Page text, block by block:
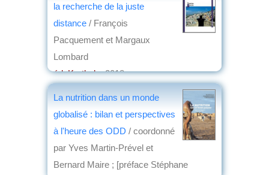
la recherche de la juste
distance / François
Pacquement et Margaux
Lombard
éd. Karthala, 2018
La nutrition dans un monde
globalisé : bilan et perspectives
à l'heure des ODD / coordonné
par Yves Martin-Prével et
Bernard Maire ; [préface Stéphane